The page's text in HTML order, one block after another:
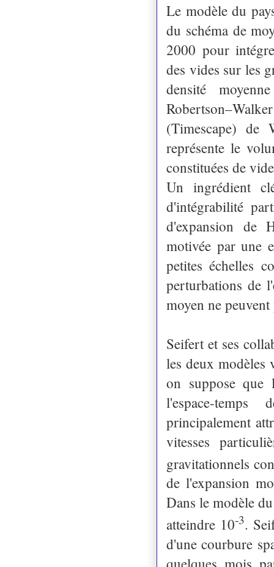
Le modèle du
du schéma de
2000 pour
des vides sur les
densité
(Timescape)
représente le
constituées de
Un ingrédient
d'intégrabilité
d'expansion de
motivée par une
petites échelles
perturbations de
moyen ne
Seifert et ses
les deux modèles
on suppose que
l'espace-
principalement
vitesses
gravitationnels
de l'expansion
Dans le modèle
atteindre 10-3.
d'une courbure